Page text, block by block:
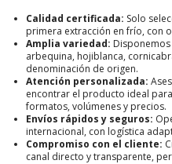
Calidad certificada: Solo
primera extracción en frío, con
Amplia variedad:
arbequina, hojiblanca,
denominación de origen.
Atención personalizada:
encontrar el producto ideal
formatos, volúmenes y precios.
Envíos rápidos y seguros:
internacional, con logística
Compromiso con el cliente:
canal directo y transparente,